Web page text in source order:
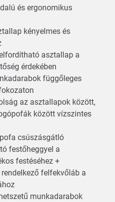
és ergonomikus
kényelmes és
asztallap a
érdekében
függőleges
az asztallapok között,
között vízszintes
csúszásgátló
festőheggyel a
festéséhez +
felfekvőláb a
munkadarabok